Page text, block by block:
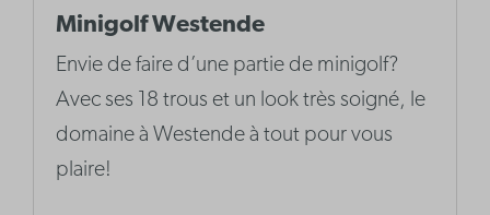
Minigolf Westende
Envie de faire d’une partie de minigolf?
Avec ses 18 trous et un look très soigné, le
domaine à Westende à tout pour vous
plaire!